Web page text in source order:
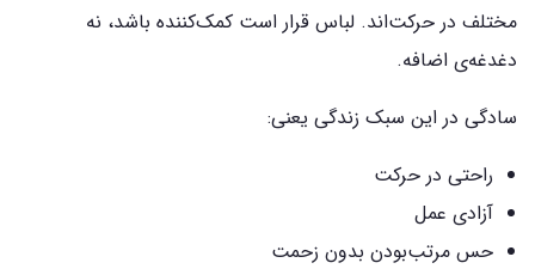
مختلف در حرکت‌اند. لباس قرار است کمک‌کننده باشد، نه
دغدغه‌ی اضافه.
سادگی در این سبک زندگی یعنی:
راحتی در حرکت
آزادی عمل
حس مرتب‌بودن بدون زحمت